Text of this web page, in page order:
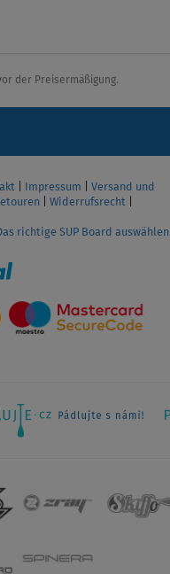
der Preisermäßigung.
Impressum
Versand und
Widerrufsrecht
richtige SUP Board auswählen